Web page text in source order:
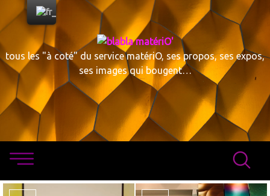
to
content
tous les "à coté" du service matériO, ses propos, ses expos,
ses images qui bougent…